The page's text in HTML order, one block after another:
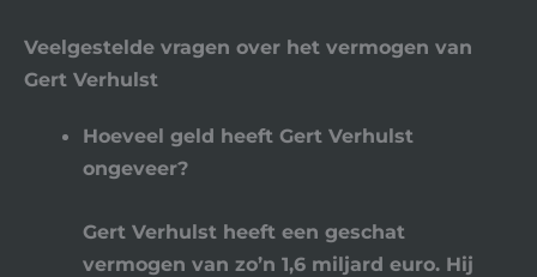
Veelgestelde vragen over het vermogen van
Gert Verhulst
Hoeveel geld heeft Gert Verhulst
ongeveer?
Gert Verhulst heeft een geschat
vermogen van zo’n 1,6 miljard euro. Hij